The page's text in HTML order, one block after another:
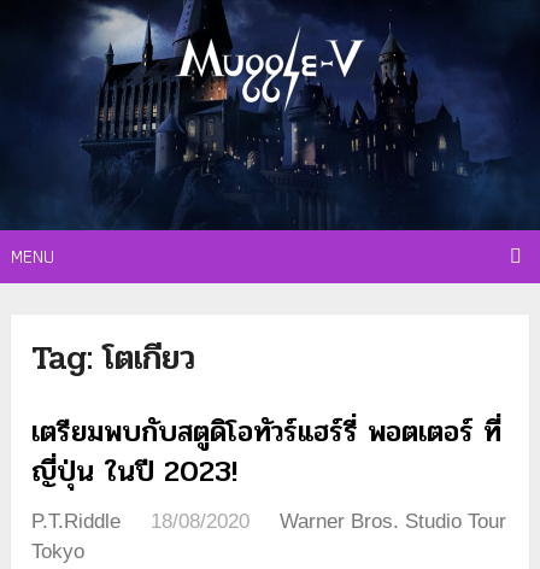
MENU
Tag:โตเกียว
เตรียมพบกับสตูดิโอทัวร์แฮร์รี่ พอตเตอร์ ที่
ญี่ปุ่น ในปี 2023!
P.T.Riddle 18/08/2020
Warner Bros. Studio Tour
Tokyo